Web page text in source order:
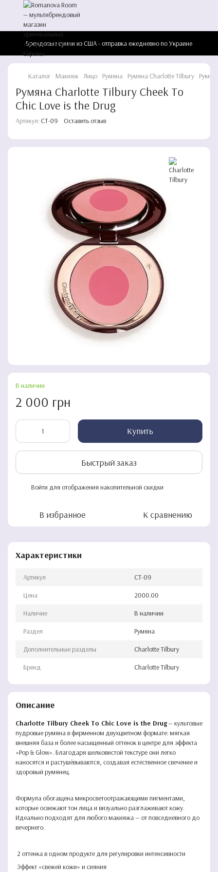
Брендовые сумки из США - отправка ежедневно по Украине
Каталог Макияж Лицо Румяна Румяна Charlotte Tilbury
Румяна Charlotte Tilbury Cheek To
Chic Love is the Drug
Артикул: CT-09 Оставить отзыв
В наличии
2 000 грн
Купить
Быстрый заказ
Войти для отображения накопительной скидки
В избранное К сравнению
Характеристики
Артикул CT-09
Цена 2000.00
Наличие В наличии
Раздел Румяна
Дополнительные разделы Charlotte Tilbury
Бренд Charlotte Tilbury
Описание
Charlotte Tilbury Cheek To Chic Love is the Drug— культовые
пудровые румяна в фирменном двухцветном формате: мягкая
внешняя база и более насыщенный оттенок в центре для эффекта
«Pop & Glow». Благодаря шелковистой текстуре они легко
наносятся и растушёвываются, создавая естественное свечение и
здоровый румянец.
Формула обогащена микросветоотражающими пигментами,
которые освежают тон лица и визуально разглаживают кожу.
Идеально подходят для любого макияжа — от повседневного до
вечернего.
2 оттенка в одном продукте для регулировки интенсивности
Эффект «свежей кожи» и сияния